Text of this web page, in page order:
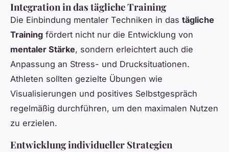
Integration in das tägliche Training
Die Einbindung mentaler Techniken in das tägliche
Training fördert nicht nur die Entwicklung von
mentaler Stärke, sondern erleichtert auch die
Anpassung an Stress- und Drucksituationen.
Athleten sollten gezielte Übungen wie
Visualisierungen und positives Selbstgespräch
regelmäßig durchführen, um den maximalen Nutzen
zu erzielen.
Entwicklung individueller Strategien